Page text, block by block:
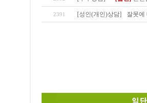
2391 [성인(개인)상담] 잘못에